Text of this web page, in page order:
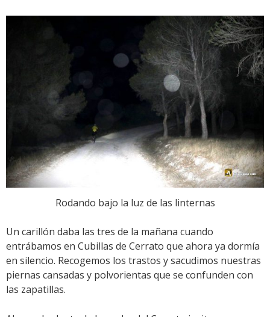
Rodando bajo la luz de las linternas
Un carillón daba las tres de la mañana cuando
entrábamos en Cubillas de Cerrato que ahora ya dormía
en silencio. Recogemos los trastos y sacudimos nuestras
piernas cansadas y polvorientas que se confunden con
las zapatillas.